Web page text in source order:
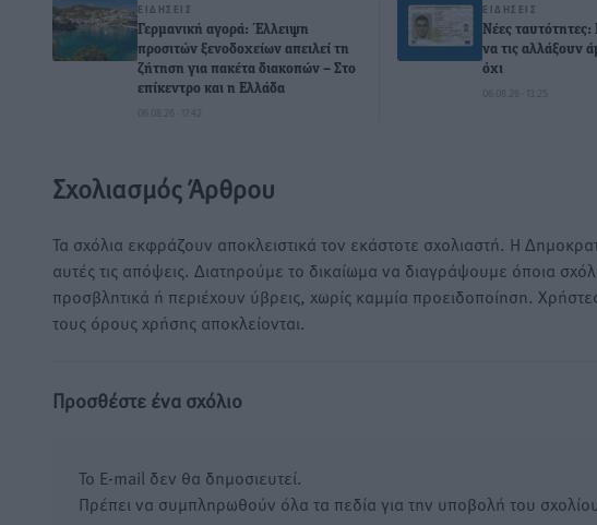
ΕΙΔΉΣΕΙΣ
Γερμανική αγορά: Έλλειψη
προσιτών ξενοδοχείων απειλεί τη
ζήτηση για πακέτα διακοπών – Στο
επίκεντρο και η Ελλάδα
06.08.26 · 17:42
ΕΙΔΉΣΕΙΣ
Νέες ταυτότητες:
να τις αλλάξουν
όχι
06.08.26 · 13:25
Σχολιασμός Άρθρου
Τα σχόλια εκφράζουν αποκλειστικά τον εκάστοτε σχολιαστή. Η
αυτές τις απόψεις. Διατηρούμε το δικαίωμα να διαγράψουμε όποια
προσβλητικά ή περιέχουν ύβρεις, χωρίς καμμία προειδοποίηση.
τους όρους χρήσης αποκλείονται.
Προσθέστε ένα σχόλιο
Το E-mail δεν θα δημοσιευτεί.
Πρέπει να συμπληρωθούν όλα τα πεδία για την υποβολή του